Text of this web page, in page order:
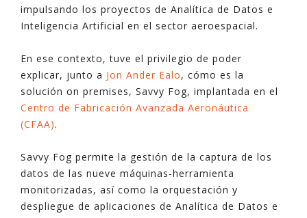
impulsando los proyectos de Analítica de Datos e
Inteligencia Artificial en el sector aeroespacial.
En ese contexto, tuve el privilegio de poder
explicar, junto a Jon Ander Ealo, cómo es la
solución on premises, Savvy Fog, implantada en el
Centro de Fabricación Avanzada Aeronáutica
(CFAA).
Savvy Fog permite la gestión de la captura de los
datos de las nueve máquinas-herramienta
monitorizadas, así como la orquestación y
despliegue de aplicaciones de Analítica de Datos e